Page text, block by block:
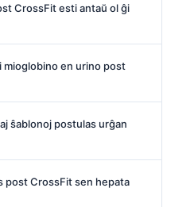
CrossFit esti antaŭ ol ĝi
mioglobino en urino post
ŝablonoj postulas urĝan
post CrossFit sen hepata